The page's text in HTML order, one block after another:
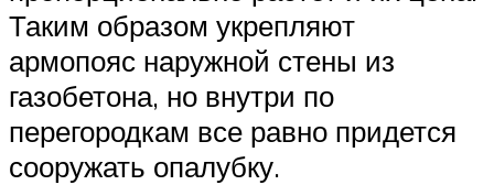
Таким образом укрепляют
армопояс наружной стены из
газобетона, но внутри по
перегородкам все равно придется
сооружать опалубку.